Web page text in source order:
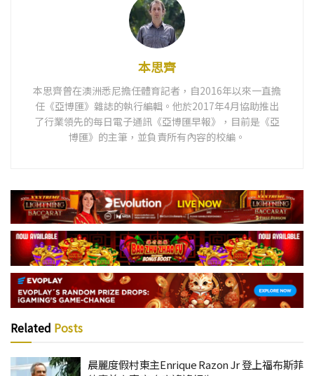
本思齊
本思齊曾在澳洲悉尼擔任體育記者，自2016年以來一直擔
任《亞博匯》雜誌的執行編輯。他於2017年4月協助推出
了行業領先的每日電子通訊《亞博匯早報》，目前是《亞
博匯》的主筆，並負責所有內容的校編。
Related Posts
晨麗度假村東主Enrique Razon Jr 登上福布斯菲